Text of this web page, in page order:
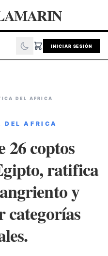
INICIAR SESIÓN
DEL AFRICA
DEL AFRICA
26 coptos
ratifica
y
categorías